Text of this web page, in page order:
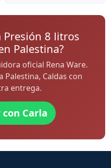
Presión 8 litros
Palestina?
oficial Rena Ware.
Palestina, Caldas con
entrega.
Carla